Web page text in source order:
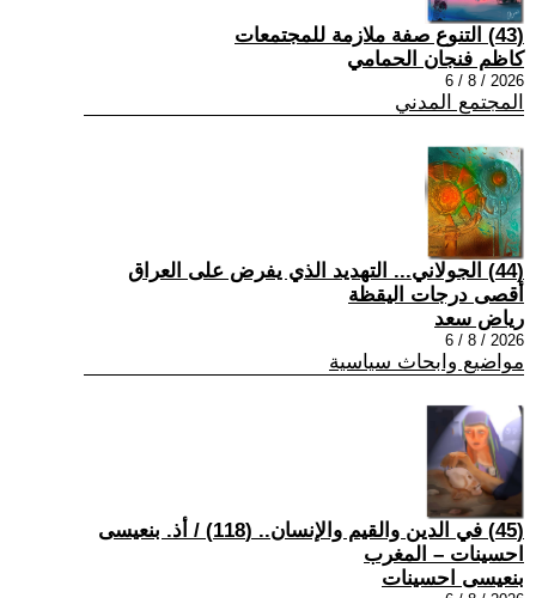
(43) التنوع صفة ملازمة للمجتمعات
كاظم فنجان الحمامي
2026 / 8 / 6
المجتمع المدني
(44) الجولاني... التهديد الذي يفرض على العراق
أقصى درجات اليقظة
رياض سعد
2026 / 8 / 6
مواضيع وابحاث سياسية
(45) في الدين والقيم والإنسان.. (118) / أذ. بنعيسى
احسينات – المغرب
بنعيسى احسينات